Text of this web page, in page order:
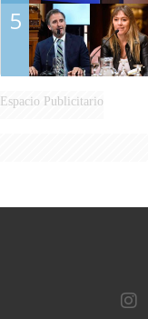
5
Espacio Publicitario